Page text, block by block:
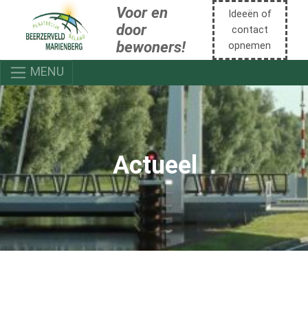
Voor en
door
bewoners!
Ideeën of
contact
opnemen
MENU
Actueel